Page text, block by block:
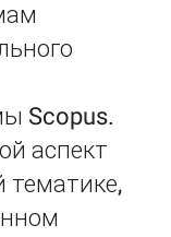
Scopus.
аспект
тематике,